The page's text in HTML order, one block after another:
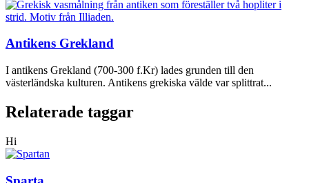
Antikens Grekland
I antikens Grekland (700-300 f.Kr) lades grunden till den
västerländska kulturen. Antikens grekiska välde var splittrat...
Relaterade taggar
Hi